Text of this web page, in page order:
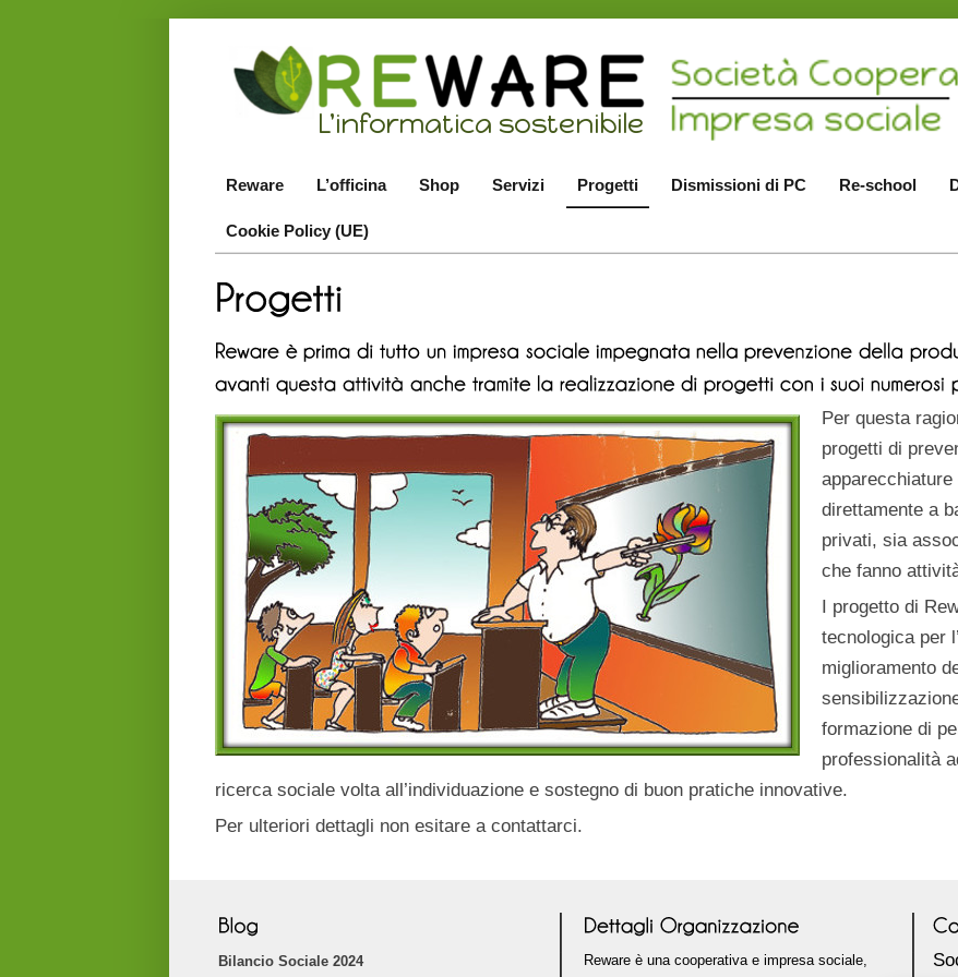
Reware L’officina Shop Servizi Progetti Dismissioni di PC Re-school
Cookie Policy (UE)
Per questa
progetti di
direttamente a
privati, sia
che fanno
I progetto di
tecnologica per
miglioramento
formazione di
professionalità
ricerca sociale volta all’individuazione e sostegno di buon pratiche innovative.
Per ulteriori dettagli non esitare a contattarci.
Bilancio Sociale 2024 Reware è una cooperativa e impresa sociale,